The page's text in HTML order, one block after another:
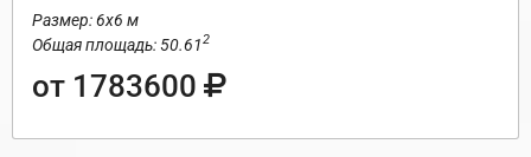
Размер: 6х6 м
Общая площадь: 50.612
от 1783600